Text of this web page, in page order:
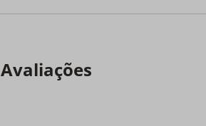
Avaliações